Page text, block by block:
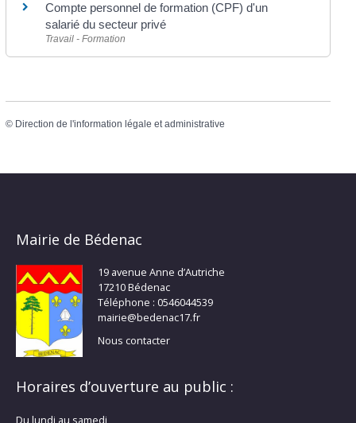
Compte personnel de formation (CPF) d'un
salarié du secteur privé
Travail - Formation
© Direction de l'information légale et administrative
Mairie de Bédenac
19 avenue Anne d’Autriche
17210 Bédenac
Téléphone : 0546044539
mairie@bedenac17.fr
Nous contacter
Horaires d’ouverture au public :
Du lundi au samedi